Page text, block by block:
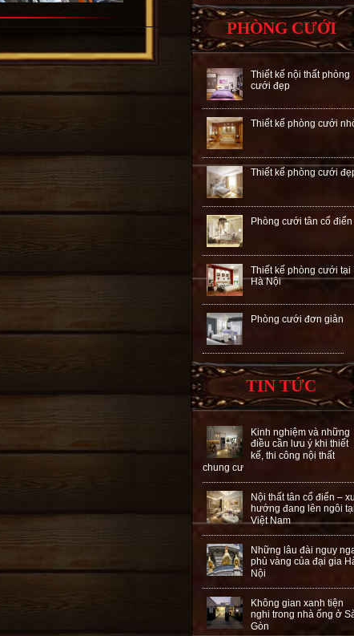
PHÒNG CƯỚI
Thiết kế nội thất phòng
cưới đẹp
Thiết kế phòng cưới
Thiết kế phòng cưới
Phòng cưới tân cổ điển
Thiết kế phòng cưới tại
Hà Nội
Phòng cưới đơn giản
TIN TỨC
Kinh nghiệm và những
điều cần lưu ý khi thiết
kế, thi công nội thất
chung cư
Nội thất tân cổ điển –
hướng đang lên ngôi
Việt Nam
Những lâu đài nguy
phủ vàng của đại gia
Nội
Không gian xanh tiện
nghi trong nhà ống ở
Gòn